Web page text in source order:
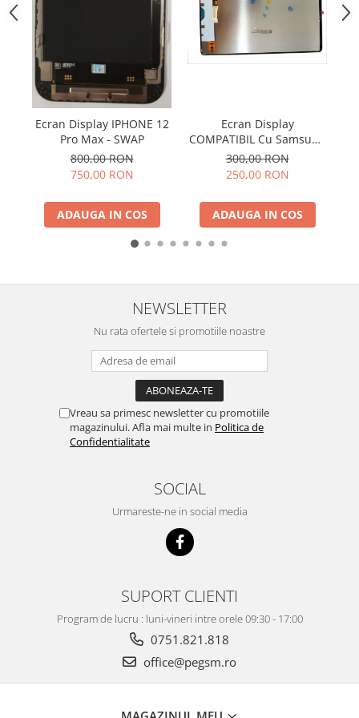
SERIA X
SERIA 11
SERIA 12
SERIA 13
SERIA 14
Ecrane Pentru MOTOROLA
MOTOROLA COMPATIBILE
XIAOMI SERVICE PACK
Ecrane Pentru NOKIA
Ecrane Pentru VIVO
VIVO COMPATIBILE
Ecrane Pentru OPPO
LG COMPATIBILE
Ecrane Pentru DOOGEE
DOOGEE COMPATIBILE
DOOGEE SERVICE PACK
Ecrane Pentru LENOVO
Ecran Display IPHONE 12
Pro Max - SWAP
800,00 RON
750,00 RON
ADAUGA IN COS
Ecran Display
COMPATIBIL Cu Samsung
TAB S9 FE 5G 2023 / X510
/ X516 Fara Rama
300,00 RON
250,00 RON
ADAUGA IN COS
NEWSLETTER
Nu rata ofertele si promotiile noastre
Vreau sa primesc newsletter cu promotiile
magazinului. Afla mai multe in Politica de
Confidentialitate
SOCIAL
Urmareste-ne in social media
SUPORT CLIENTI
Program de lucru : luni-vineri intre orele 09:30 - 17:00
0751.821.818
office@pegsm.ro